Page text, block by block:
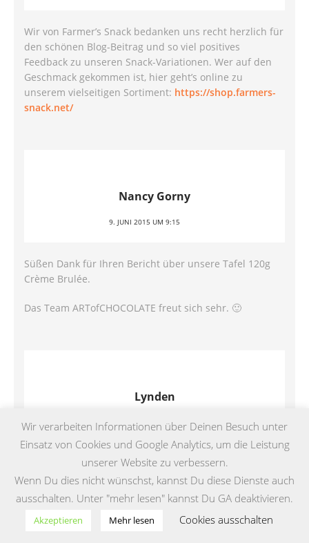
Wir von Farmer’s Snack bedanken uns recht herzlich für
den schönen Blog-Beitrag und so viel positives
Feedback zu unseren Snack-Variationen. Wer auf den
Geschmack gekommen ist, hier geht’s online zu
unserem vielseitigen Sortiment: https://shop.farmers-
snack.net/
Nancy Gorny
9. JUNI 2015 UM 9:15
Süßen Dank für Ihren Bericht über unsere Tafel 120g
Crème Brulée.
Das Team ARTofCHOCOLATE freut sich sehr. 🙂
Lynden
8. JUNI 2015 UM 14:52
Vielen Dank für das Review der LYNDEN Black Line 🙂
Wir verarbeiten Informationen über Deinen Besuch unter
Einsatz von Cookies und Google Analytics, um die Leistung
unserer Website zu verbessern.
Wenn Du dies nicht wünschst, kannst Du diese Dienste auch
ausschalten. Unter "mehr lesen" kannst Du GA deaktivieren.
Akzeptieren Mehr lesen Cookies ausschalten